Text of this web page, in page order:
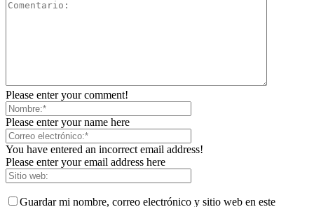
Please enter your comment!
Please enter your name here
You have entered an incorrect email address!
Please enter your email address here
Guardar mi nombre, correo electrónico y sitio web en este